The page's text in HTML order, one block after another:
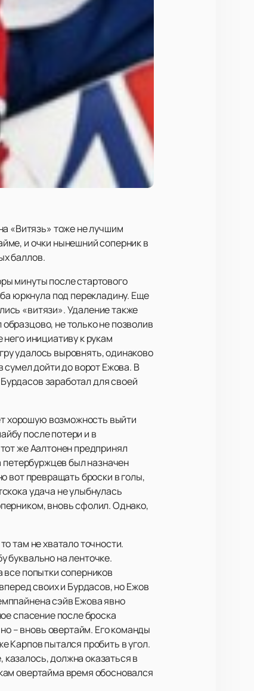
«Витязь» тоже не лучшим
и очки нынешний соперник в
баллов.
минуты после стартового
юркнула под перекладину. Еще
«витязи». Удаление также
не только не позволив
инициативу к рукам
удалось выровнять, одинаково
сумел дойти до ворот Ежова. В
заработал для своей
хорошую возможность выйти
после потери и в
же Аалтонен предпринял
петербуржцев был назначен
вот превращать броски в голы,
удача не улыбнулась
вновь сфолил. Однако,
там не хватало точности.
буквально на ленточке.
попытки соперников
своих и Бурдасов, но Ежов
сэйв Ежова явно
спасение после броска
– вновь овертайм. Его команды
Карпов пытался пробить в угол.
должна оказаться в
овертайма время обосновался